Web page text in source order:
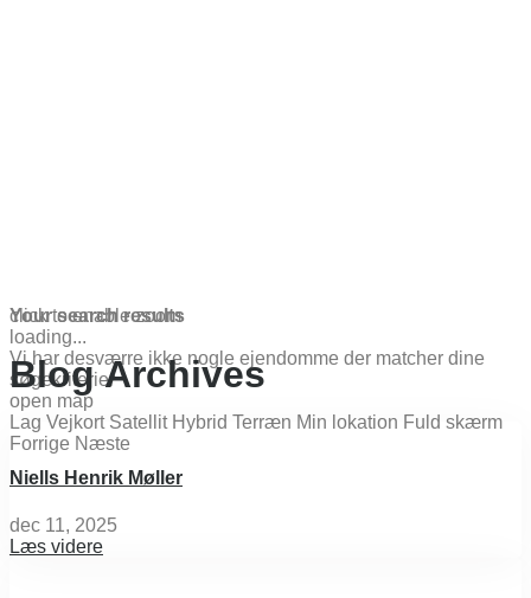
click to enable zoom
loading...
Vi har desværre ikke nogle ejendomme der matcher dine
søgekriterier
open map
Lag Vejkort Satellit Hybrid Terræn Min lokation Fuld skærm
Forrige Næste
Your search results
Blog Archives
Niells Henrik Møller
dec 11, 2025
Læs videre